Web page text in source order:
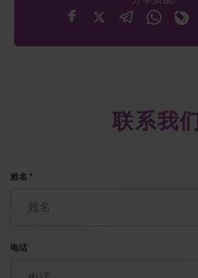
联系我们
姓名 *
电话